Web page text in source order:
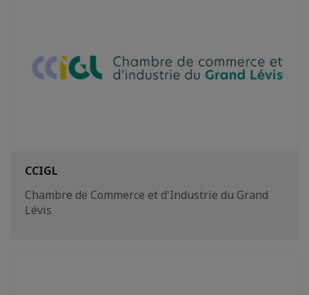
CCIGL
Chambre de Commerce et d'Industrie du Grand
Lévis